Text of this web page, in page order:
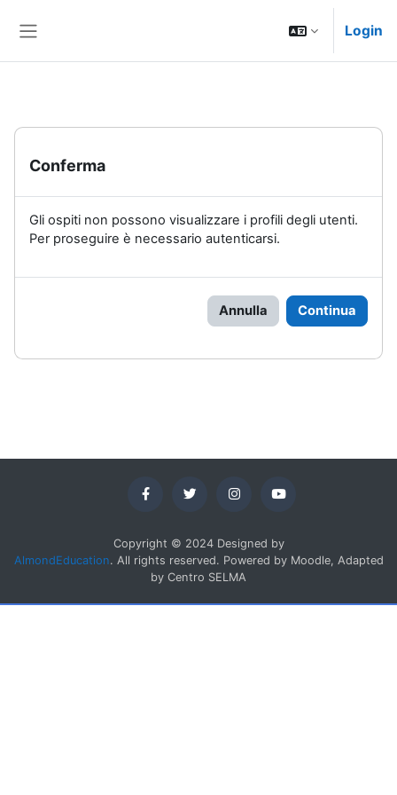
Login
Conferma
Gli ospiti non possono visualizzare i profili degli utenti.
Per proseguire è necessario autenticarsi.
Annulla Continua
Copyright © 2024 Designed by
AlmondEducation. All rights reserved. Powered by Moodle, Adapted
by Centro SELMA